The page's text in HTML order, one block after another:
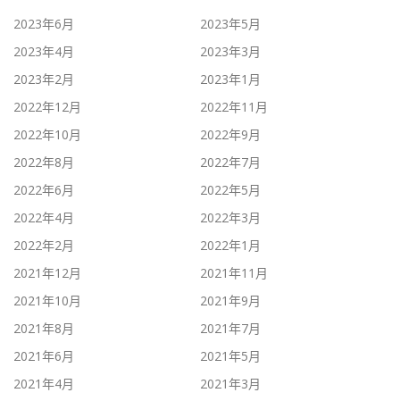
2023年6月
2023年5月
2023年4月
2023年3月
2023年2月
2023年1月
2022年12月
2022年11月
2022年10月
2022年9月
2022年8月
2022年7月
2022年6月
2022年5月
2022年4月
2022年3月
2022年2月
2022年1月
2021年12月
2021年11月
2021年10月
2021年9月
2021年8月
2021年7月
2021年6月
2021年5月
2021年4月
2021年3月